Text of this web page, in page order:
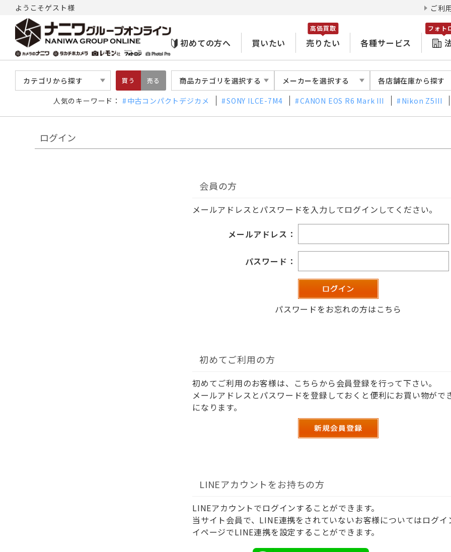
ようこそゲスト様 ご利
初めての方へ 買いたい 売りたい
高価買取
各種サービス
フォト
カテゴリから探す 買う 売る 商品カテゴリを選択する メーカーを選択する 各店舗在庫から探す
人気のキーワード： 中古コンパクトデジカメ SONY ILCE-7M4 CANON EOS R6 Mark III Nikon Z5III
ログイン
会員の方
メールアドレスとパスワードを入力してログインしてください。
メールアドレス：
パスワード：
パスワードをお忘れの方はこちら
初めてご利用の方
初めてご利用のお客様は、こちらから会員登録を行って下さい。
メールアドレスとパスワードを登録しておくと便利にお買い物がで
になります。
LINEアカウントをお持ちの方
LINEアカウントでログインすることができます。
当サイト会員で、LINE連携をされていないお客様についてはログイ
イページでLINE連携を設定することができます。